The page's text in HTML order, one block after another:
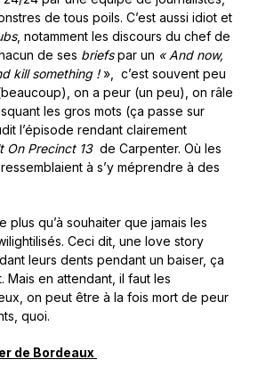
de tous poils. C’est aussi idiot et
, notamment les discours du chef de
de ses briefspar un « And now,
kill something !», c’est souvent peu
on a peur (un peu), on râle
les gros mots (ça passe sur
l’épisode rendant clairement
On Precinct 13 de Carpenter. Où les
à s’y méprendre à des
plus qu’à souhaiter que jamais les
Ceci dit, une love story
leurs dents pendant un baiser, ça
Mais en attendant, il faut les
on peut être à la fois mort de peur
quoi.
de Bordeaux